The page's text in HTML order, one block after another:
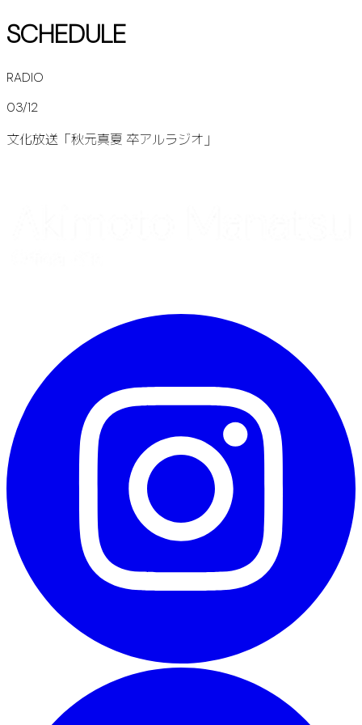
SCHEDULE
RADIO
03/12
文化放送「秋元真夏 卒アルラジオ」